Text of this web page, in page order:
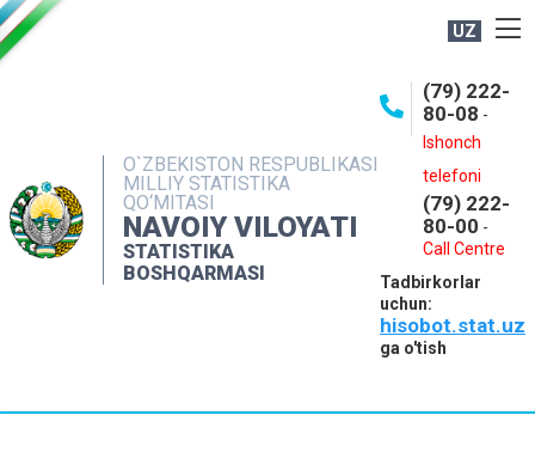
UZ
O`ZBEKISTON RESPUBLIKASI
MILLIY STATISTIKA
QO‘MITASI
NAVOIY VILOYATI
STATISTIKA
BOSHQARMASI
(79) 222-
80-08 -
Ishonch
telefoni
(79) 222-
80-00 -
Call Centre
Tadbirkorlar
uchun:
hisobot.stat.uz
ga o'tish
OCHIQ MA'LUMOTLAR
INTERAKTIV XIZMATLAR
MUROJAATLAR